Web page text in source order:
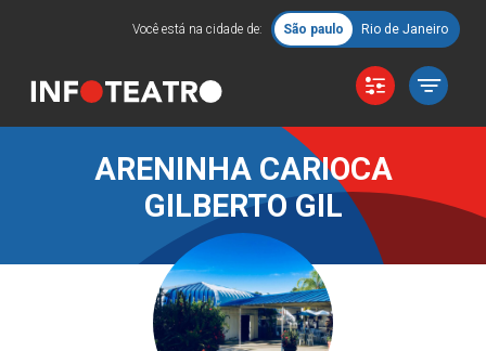
Você está na cidade de: São paulo Rio de Janeiro
ARENINHA CARIOCA
GILBERTO GIL